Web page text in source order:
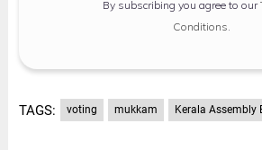
By subscribing you agree to our
Conditions
TAGS: voting mukkam Kerala Assembly